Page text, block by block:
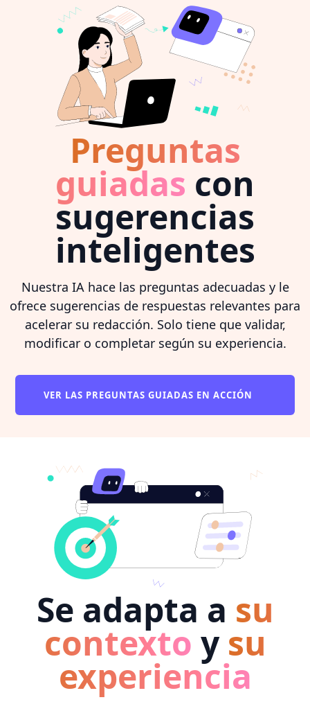
Preguntas
guiadas con
sugerencias
inteligentes
Nuestra IA hace las preguntas adecuadas y le
ofrece sugerencias de respuestas relevantes para
acelerar su redacción. Solo tiene que validar,
modificar o completar según su experiencia.
VER LAS PREGUNTAS GUIADAS EN ACCIÓN
Se adapta a su
contexto y su
experiencia